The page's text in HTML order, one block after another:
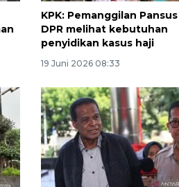
KPK: Pemanggilan Pansus
DPR melihat kebutuhan
penyidikan kasus haji
19 Juni 2026 08:33